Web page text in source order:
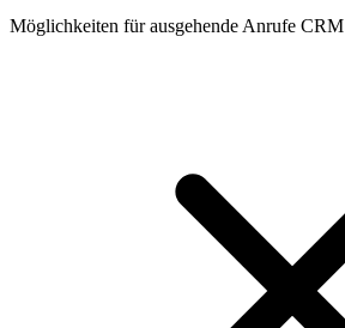
Möglichkeiten für ausgehende Anrufe CRM